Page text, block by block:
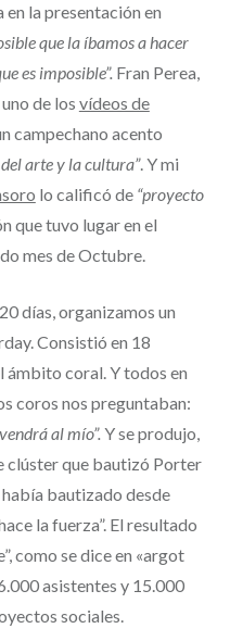
la presentación en
que la íbamos a hacer
es imposible”.Fran Perea,
de los vídeos de
campechano acento
arte y la cultura”. Y mi
lo calificó de “proyecto
que tuvo lugar en el
mes de Octubre.
días, organizamos un
Consistió en 18
ámbito coral. Y todos en
coros nos preguntaban:
al mío”.Y se produjo,
clúster que bautizó Porter
bautizado desde
la fuerza”. El resultado
como se dice en «argot
asistentes y 15.000
sociales.